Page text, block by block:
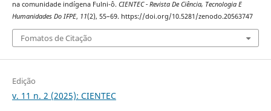
na comunidade indígena Fulni-ô. CIENTEC - Revista De Ciência, Tecnologia E
Humanidades Do IFPE, 11(2), 55–69. https://doi.org/10.5281/zenodo.20563747
Fomatos de Citação
Edição
v. 11 n. 2 (2025): CIENTEC